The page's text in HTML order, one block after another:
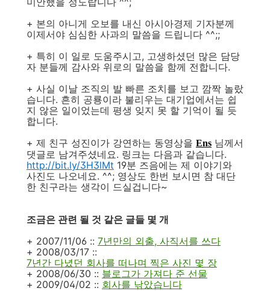
+ 본의 아니게 오보를 내신 아시아경제 기자분께
이제서야 심심한 사과의 말씀을 드립니다 ^^;;
+ 특히 이 일로 도움주시고, 고생하셨던 많은 담당
자 분들께 감사와 위로의 말씀을 함께 전합니다.
+ 사실 이날 조직의 발 빠른 조치를 보고 깜짝 놀랐
습니다. 흔히 공룡이라 불리우는 대기업에서는 쉽
지 않은 일이었는데 평생 잊지 못 할 기억이 될 듯
합니다.
+ 제 친구 성진이가 강연하는 동영상을 Ens 님께서
댓글로 남겨주셨네요. 링크는 다음과 같습니다.
http://bit.ly/3H3lMt 19분 즈음에는 제 이야기와
사진도 나오네요. ^^; 영상도 한번 보시면 참 대단
한 친구라는 생각이 드실겁니다~
조금은 관련 될 것 같은 글들 몇 개
+ 2007/11/06 :: 7년만의 외출, 사직서를 쓰다
+ 2008/03/17 ::
7년간 다녔던 회사를 떠나며 찍은 사진 몇 장
+ 2008/06/30 :: 블로그가 가져다 준 선물
+ 2009/04/02 :: 회사를 낚았습니다